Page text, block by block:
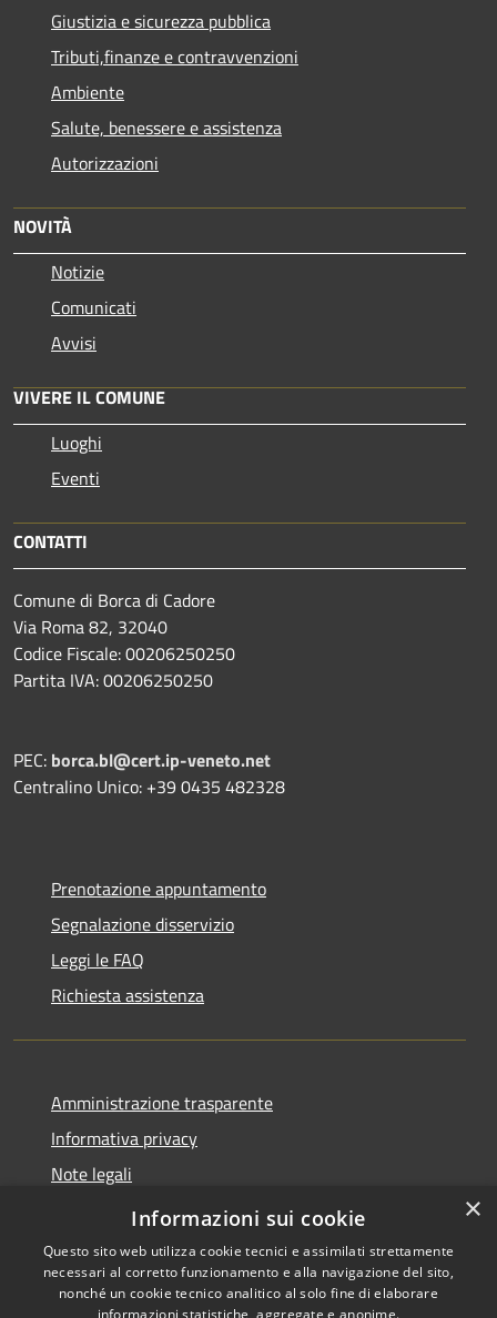
Giustizia e sicurezza pubblica
Tributi,finanze e contravvenzioni
Ambiente
Salute, benessere e assistenza
Autorizzazioni
NOVITÀ
Notizie
Comunicati
Avvisi
VIVERE IL COMUNE
Luoghi
Eventi
CONTATTI
Comune di Borca di Cadore
Via Roma 82, 32040
Codice Fiscale: 00206250250
Partita IVA: 00206250250
PEC: borca.bl@cert.ip-veneto.net
Centralino Unico: +39 0435 482328
Prenotazione appuntamento
Segnalazione disservizio
Leggi le FAQ
Richiesta assistenza
Amministrazione trasparente
Informativa privacy
Note legali
Dichiarazione di accessibilità
×
Informazioni sui cookie
Questo sito web utilizza cookie tecnici e assimilati strettamente
necessari al corretto funzionamento e alla navigazione del sito,
nonché un cookie tecnico analitico al solo fine di elaborare
informazioni statistiche, aggregate e anonime.